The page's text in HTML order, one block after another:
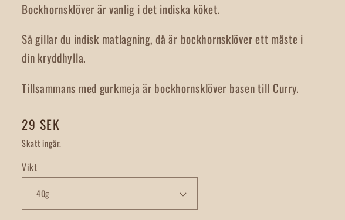
Bockhornsklöver är vanlig i det indiska köket.
Så gillar du indisk matlagning, då är bockhornsklöver ett måste i
din kryddhylla.
Tillsammans med gurkmeja är bockhornsklöver basen till Curry.
Ordinarie
pris
29 SEK
Skatt ingår.
Vikt